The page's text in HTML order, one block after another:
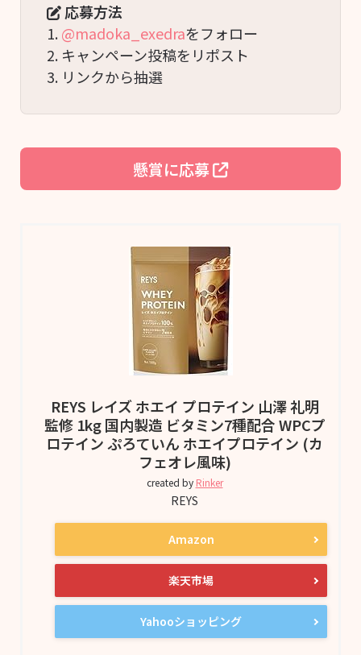
応募方法
1. @madoka_exedraをフォロー
2. キャンペーン投稿をリポスト
3. リンクから抽選
懸賞に応募
REYS レイズ ホエイ プロテイン 山澤 礼明
監修 1kg 国内製造 ビタミン7種配合 WPCプ
ロテイン ぷろていん ホエイプロテイン (カ
フェオレ風味)
created by Rinker
REYS
Amazon
楽天市場
Yahooショッピング